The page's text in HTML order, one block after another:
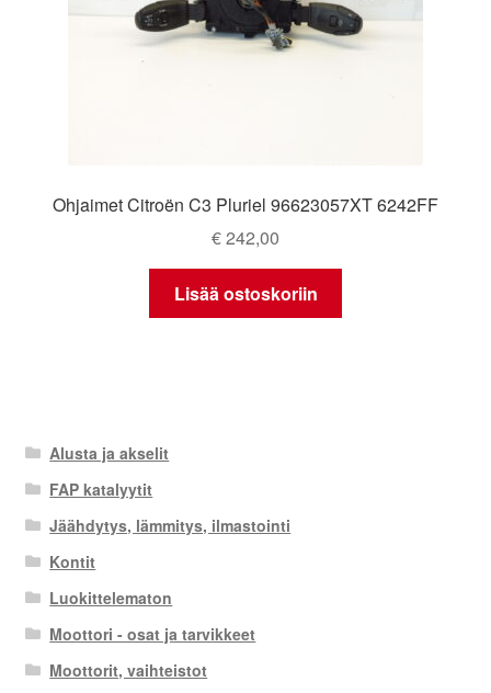
Ohjaimet Citroën C3 Pluriel 96623057XT 6242FF
€242,00
Lisää ostoskoriin
Alusta ja akselit
FAP katalyytit
Jäähdytys, lämmitys, ilmastointi
Kontit
Luokittelematon
Moottori - osat ja tarvikkeet
Moottorit, vaihteistot